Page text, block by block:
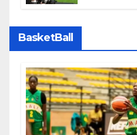
BasketBall